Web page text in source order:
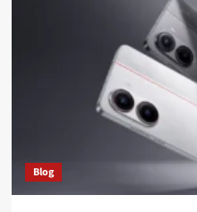
Blog